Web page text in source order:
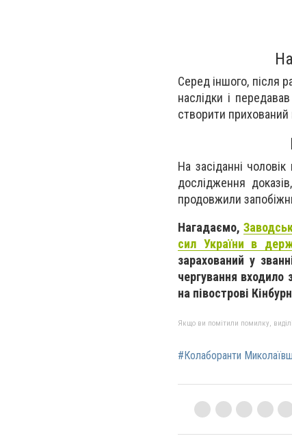
Серед іншого, після
наслідки і
створити прихований
На засіданні
дослідження
продовжили
Нагадаємо,
сил України в
зарахований у
чергування входило
на півострові
Якщо ви помітили помилку,
#Колаборанти